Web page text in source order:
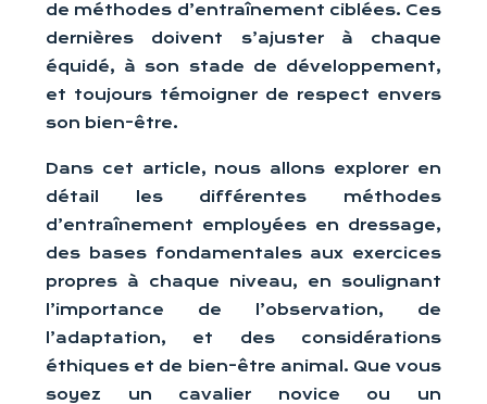
de méthodes d’entraînement ciblées. Ces
dernières doivent s’ajuster à chaque
équidé, à son stade de développement,
et toujours témoigner de respect envers
son bien-être.
Dans cet article, nous allons explorer en
détail les différentes méthodes
d’entraînement employées en dressage,
des bases fondamentales aux exercices
propres à chaque niveau, en soulignant
l’importance de l’observation, de
l’adaptation, et des considérations
éthiques et de bien-être animal. Que vous
soyez un cavalier novice ou un